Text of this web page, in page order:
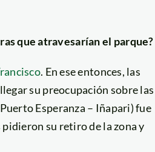
que atravesarían el parque?
. En ese entonces, las
su preocupación sobre las
Esperanza – Iñapari) fue
su retiro de la zona y